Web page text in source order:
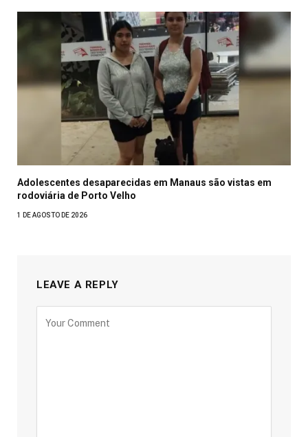
Adolescentes desaparecidas em Manaus são vistas em
rodoviária de Porto Velho
1 DE AGOSTO DE 2026
LEAVE A REPLY